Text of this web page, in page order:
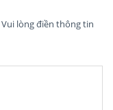
Vui lòng điền thông tin